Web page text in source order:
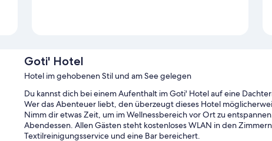
Goti' Hotel
Hotel im gehobenen Stil und am See gelegen
Du kannst dich bei einem Aufenthalt im Goti' Hotel auf eine
Wer das Abenteuer liebt, den überzeugt dieses Hotel
Nimm dir etwas Zeit, um im Wellnessbereich vor Ort zu
Abendessen. Allen Gästen steht kostenloses WLAN in den
Textilreinigungsservice und eine Bar bereichert.